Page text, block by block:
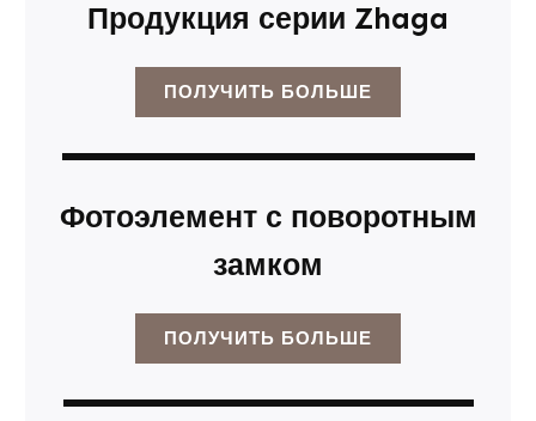
Продукция серии Zhaga
ПОЛУЧИТЬ БОЛЬШЕ
Фотоэлемент с поворотным
замком
ПОЛУЧИТЬ БОЛЬШЕ